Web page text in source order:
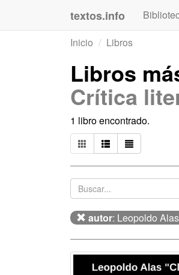
textos.info
Inicio
Libros
Libros
Crítica
1 libro encontrado.
autor: Leopoldo